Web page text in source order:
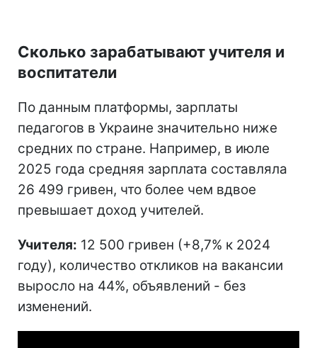
Сколько зарабатывают учителя и
воспитатели
По данным платформы, зарплаты
педагогов в Украине значительно ниже
средних по стране. Например, в июле
2025 года средняя зарплата составляла
26 499 гривен, что более чем вдвое
превышает доход учителей.
Учителя: 12 500 гривен (+8,7% к 2024
году), количество откликов на вакансии
выросло на 44%, объявлений - без
изменений.